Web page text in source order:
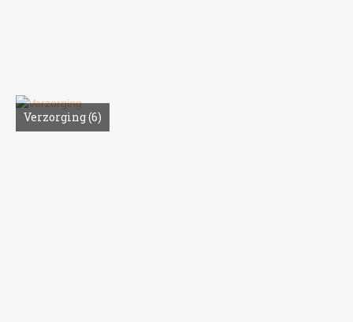
Verzorging(6)